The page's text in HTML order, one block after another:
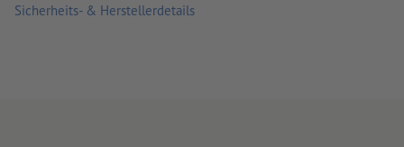
Sicherheits- & Herstellerdetails